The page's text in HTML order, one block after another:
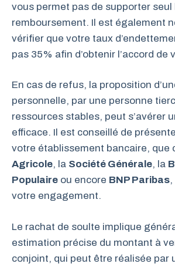
vous permet pas de supporter seul
remboursement. Il est également
vérifier que votre taux
pas 35% afin d’obtenir l’accord de
En cas de refus, la proposition
personnelle, par une personne
ressources stables, peut s’avérer
efficace. Il est conseillé de
votre établissement bancaire, que
Agricole, la Société Générale, la
Populaire ou encore BNP Paribas
votre engagement.
Le rachat de soulte implique
estimation précise du montant à
conjoint, qui peut être réalisée par